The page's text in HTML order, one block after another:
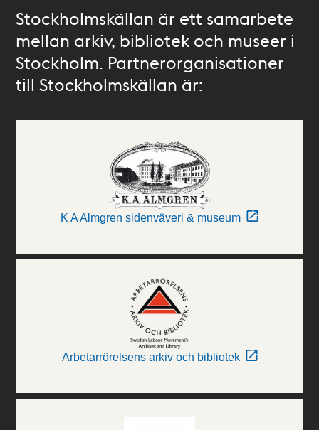
Stockholmskällan är ett samarbete
mellan arkiv, bibliotek och museer i
Stockholm. Partnerorganisationer
till Stockholmskällan är:
K A Almgren sidenväveri & museum
Arbetarrörelsens arkiv och bibliotek